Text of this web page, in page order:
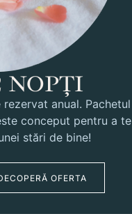
NOPȚI
anual. Pachetul
conceput pentru a te
stări de bine!
OFERTA